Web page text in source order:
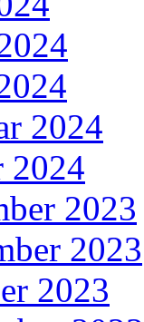
2024
2024
2023
2023
2023